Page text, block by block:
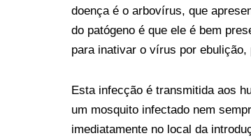
doença é o arbovírus, que
do patógeno é que ele é bem
para inativar o vírus por
Esta infecção é transmitida aos
um mosquito infectado nem
imediatamente no local da